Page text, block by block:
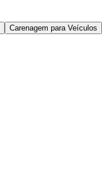
Carenagem para Veículos